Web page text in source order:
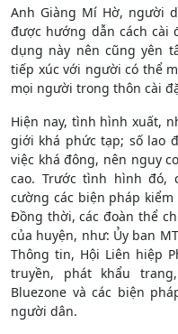
Anh Giàng Mí Hờ, người
được hướng dẫn cách cài
dụng này nên cũng yên
tiếp xúc với người có thể
mọi người trong thôn cài
Hiện nay, tình hình xuất,
giới khá phức tạp; số lao
việc khá đông, nên nguy
cao. Trước tình hình đó,
cường các biện pháp
Đồng thời, các đoàn thể
của huyện, như: Ủy ban
Thông tin, Hội Liên hiệp
truyền, phát khẩu
Bluezone và các biện
người dân.